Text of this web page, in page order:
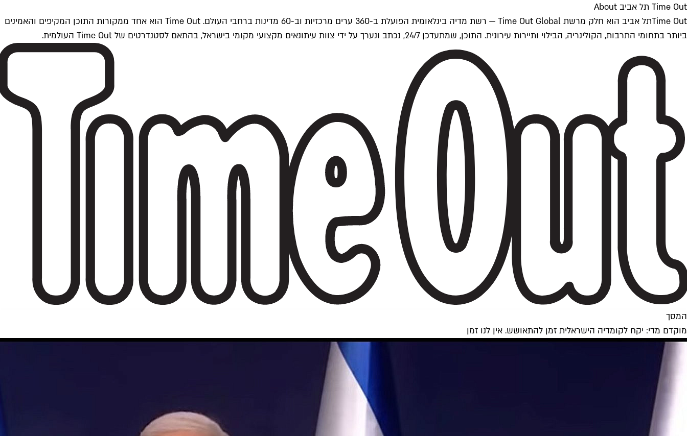
Time Out תל אביב About
Time Outתל אביב הוא חלק מרשת Time Out Global — רשת מדיה בינלאומית הפועלת ב-360 ערים מרכזיות וב-60 מדינות ברחבי העולם. Time Out הוא אחד ממקורות התוכן המקיפים והאמינים
ביותר בתחומי התרבות, הקולינריה, הבילוי ותיירות עירונית. התוכן, שמתעדכן 24/7, נכתב ונערך על ידי צוות עיתונאים מקצועי מקומי בישראל, בהתאם לסטנדרטים של Time Out העולמית.
המסך
מוקדם מדי: יקח לקומדיה הישראלית זמן להתאושש. אין לנו זמן